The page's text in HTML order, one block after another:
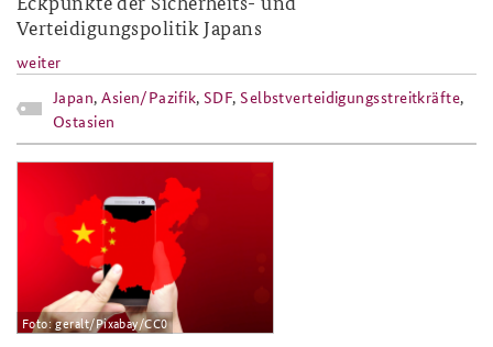
Verteidigungspolitik Japans
weiter
Japan,Asien/Pazifik, SDF, Selbstverteidigungsstreitkräfte,
Ostasien
tcg_beitrag_teaser.png
Foto: geralt/Pixabay/CC0